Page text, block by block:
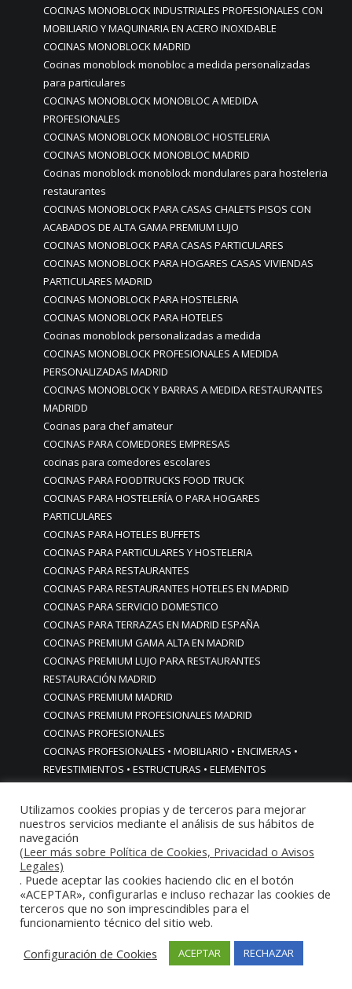
COCINAS MONOBLOCK INDUSTRIALES PROFESIONALES CON
MOBILIARIO Y MAQUINARIA EN ACERO INOXIDABLE
COCINAS MONOBLOCK MADRID
Cocinas monoblock monobloc a medida personalizadas
para particulares
COCINAS MONOBLOCK MONOBLOC A MEDIDA
PROFESIONALES
COCINAS MONOBLOCK MONOBLOC HOSTELERIA
COCINAS MONOBLOCK MONOBLOC MADRID
Cocinas monoblock monoblock mondulares para hosteleria
restaurantes
COCINAS MONOBLOCK PARA CASAS CHALETS PISOS CON
ACABADOS DE ALTA GAMA PREMIUM LUJO
COCINAS MONOBLOCK PARA CASAS PARTICULARES
COCINAS MONOBLOCK PARA HOGARES CASAS VIVIENDAS
PARTICULARES MADRID
COCINAS MONOBLOCK PARA HOSTELERIA
COCINAS MONOBLOCK PARA HOTELES
Cocinas monoblock personalizadas a medida
COCINAS MONOBLOCK PROFESIONALES A MEDIDA
PERSONALIZADAS MADRID
COCINAS MONOBLOCK Y BARRAS A MEDIDA RESTAURANTES
MADRIDD
Cocinas para chef amateur
COCINAS PARA COMEDORES EMPRESAS
cocinas para comedores escolares
COCINAS PARA FOODTRUCKS FOOD TRUCK
COCINAS PARA HOSTELERÍA O PARA HOGARES
PARTICULARES
COCINAS PARA HOTELES BUFFETS
COCINAS PARA PARTICULARES Y HOSTELERIA
COCINAS PARA RESTAURANTES
COCINAS PARA RESTAURANTES HOTELES EN MADRID
COCINAS PARA SERVICIO DOMESTICO
COCINAS PARA TERRAZAS EN MADRID ESPAÑA
COCINAS PREMIUM GAMA ALTA EN MADRID
COCINAS PREMIUM LUJO PARA RESTAURANTES
RESTAURACIÓN MADRID
COCINAS PREMIUM MADRID
COCINAS PREMIUM PROFESIONALES MADRID
COCINAS PROFESIONALES
COCINAS PROFESIONALES • MOBILIARIO • ENCIMERAS •
REVESTIMIENTOS • ESTRUCTURAS • ELEMENTOS
DECORATIVOS ACERO INOXIDABLE
COCINAS PROFESIONALES A MEDIDA PERSONALIZADAS PARA
PARTICULARES
COCINAS PROFESIONALES ACERO INOXIDABLE
COCINAS PROFESIONALES HORECA
COCINAS PROFESIONALES HOSTELERÍA MADRID
Cocinas profesionales industriales monoblock a medida
personalizadas
Cocinas profesionales industriales monoblock a medida
personalizadasCocinas profesionales industriales
monoblock a medida personalizadas
Utilizamos cookies propias y de terceros para mejorar
nuestros servicios mediante el análisis de sus hábitos de
navegación
(Leer más sobre Política de Cookies, Privacidad o Avisos
Legales)
. Puede aceptar las cookies haciendo clic en el botón
«ACEPTAR», configurarlas e incluso rechazar las cookies de
terceros que no son imprescindibles para el
funcionamiento técnico del sitio web.
Configuración de Cookies
ACEPTAR RECHAZAR